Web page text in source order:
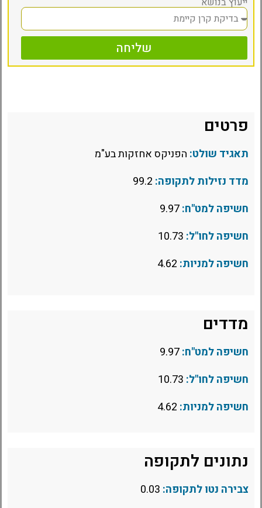
שליחה
פרטים
תאגיד שולט: הפניקס אחזקות בע"מ
מדד נזילות לתקופה:
חשיפה למט"ח:
חשיפה לחו"ל:
חשיפה למניות:
מדדים
חשיפה למט"ח:
חשיפה לחו"ל:
חשיפה למניות:
נתונים לתקופה
צבירה נטו לתקופה: